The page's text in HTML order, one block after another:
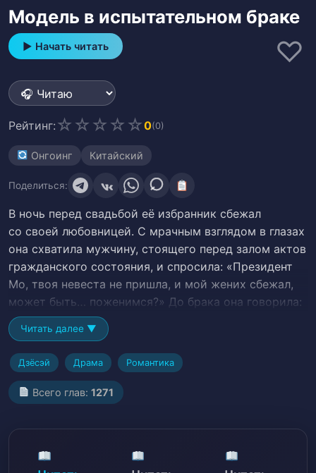
Модель в испытательном браке
▶ Начать читать ♡
Рейтинг: ☆ ☆ ☆ ☆ ☆0(0)
Онгоинг Китайский
Поделиться:
В ночь перед свадьбой её избранник сбежал
со своей любовницей. С мрачным взглядом в глазах
она схватила мужчину, стоящего перед залом актов
гражданского состояния, и спросила: «Президент
Мо, твоя невеста не пришла, и мой жених сбежал,
может быть… поженимся?» До брака она говорила:
«Даже если мы окажемся в одной постели, между
нами ничего нет!» После брака он сказал: «Если бы
мы не попытались, как бы мы поняли?»# Acting,
Красивая героиня, Предательство, Нарушение
обязательств, Управление бизнесом, Знаменитости,
Преданная любовь >>, Девушка — протагонист,
Красивый герой, Jealousy, Объект любви
Сильная пара, Беременность, Месть, Шоубизнес,
Читать далее ▼
Дзёсэй Драма Романтика
Всего глав:1271